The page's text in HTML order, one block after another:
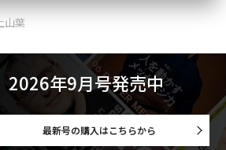
山葉
2026年9月号発売中
最新号の購入はこちらから